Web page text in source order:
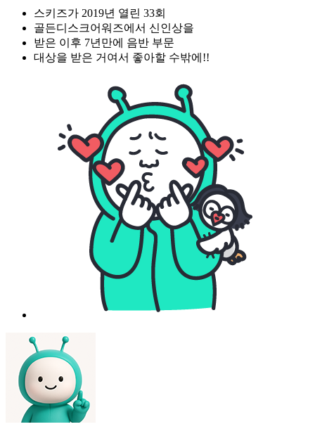
스키즈가 2019년 열린 33회
골든디스크어워즈에서 신인상을
받은 이후 7년만에 음반 부문
대상을 받은 거여서 좋아할 수밖에!!